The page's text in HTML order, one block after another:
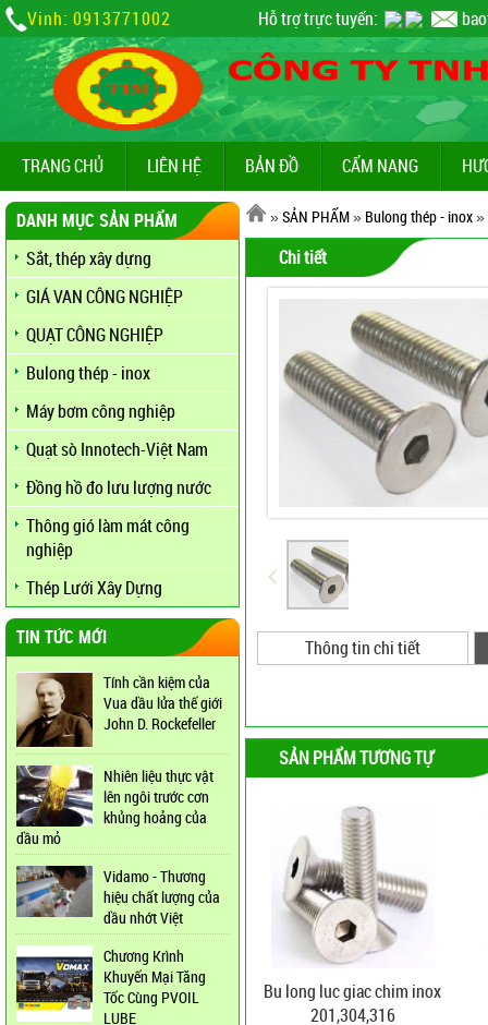
Vinh: 0913771002 Hỗ trợ trực tuyến:
TRANG CHỦ LIÊN HỆ BẢN ĐỒ CẨM NANG
DANH MỤC SẢN PHẨM
Sắt, thép xây dựng
GIÁ VAN CÔNG NGHIỆP
QUẠT CÔNG NGHIỆP
Bulong thép - inox
Máy bơm công nghiệp
Quạt sò Innotech-Việt Nam
Đồng hồ đo lưu lượng nước
Thông gió làm mát công
nghiệp
Thép Lưới Xây Dựng
TIN TỨC MỚI
Tính cần kiệm của
Vua dầu lửa thế giới
John D. Rockefeller
Nhiên liệu thực vật
lên ngôi trước cơn
khủng hoảng của
dầu mỏ
Vidamo - Thương
hiệu chất lượng của
dầu nhớt Việt
Chương Krình
Khuyến Mại Tăng
Tốc Cùng PVOIL
LUBE
»SẢN PHẨM» Bulong thép - inox»
Chi tiết
Thông tin chi tiết
SẢN PHẨM TƯƠNG TỰ
Bu long luc giac chim inox
201,304,316